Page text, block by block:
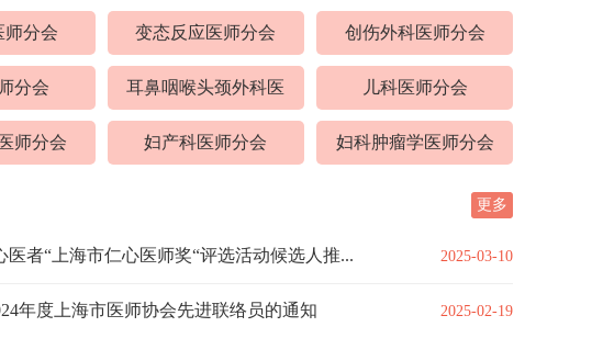
师分会 变态反应医师分会 创伤外科医师分会
分会
耳鼻咽喉头颈外科医
师分会
儿科医师分会
师分会 妇产科医师分会 妇科肿瘤学医师分会
更多
医者“上海市仁心医师奖“评选活动候选人推... 2025-03-10
年度上海市医师协会先进联络员的通知 2025-02-19